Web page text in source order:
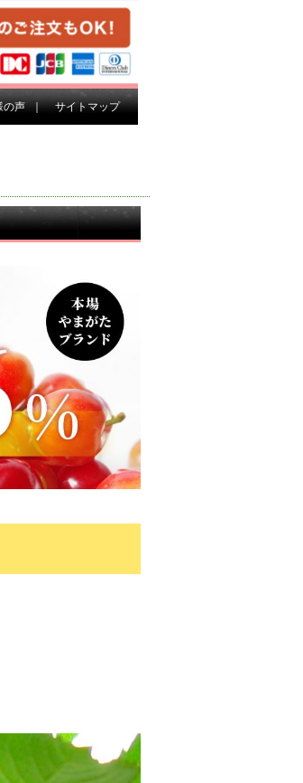
の声｜ サイトマップ